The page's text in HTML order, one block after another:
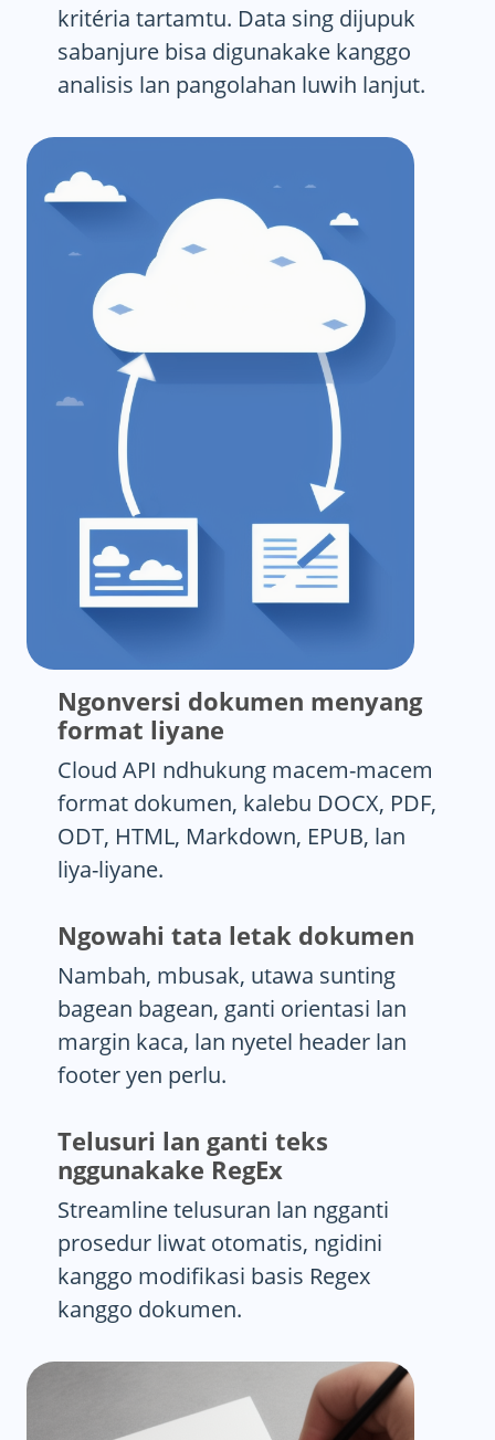
kritéria tartamtu. Data sing dijupuk
sabanjure bisa digunakake kanggo
analisis lan pangolahan luwih lanjut.
Ngonversi dokumen menyang
format liyane
Cloud API ndhukung macem-macem
format dokumen, kalebu DOCX, PDF,
ODT, HTML, Markdown, EPUB, lan
liya-liyane.
Ngowahi tata letak dokumen
Nambah, mbusak, utawa sunting
bagean bagean, ganti orientasi lan
margin kaca, lan nyetel header lan
footer yen perlu.
Telusuri lan ganti teks
nggunakake RegEx
Streamline telusuran lan ngganti
prosedur liwat otomatis, ngidini
kanggo modifikasi basis Regex
kanggo dokumen.